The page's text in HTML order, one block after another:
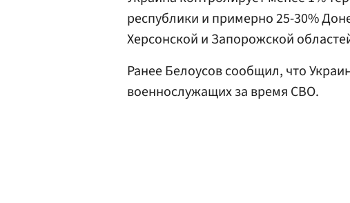
республики и примерно 25-30%
Херсонской и Запорожской
Ранее Белоусов сообщил, что
военнослужащих за время СВО.